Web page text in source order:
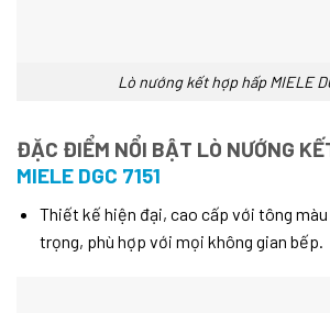
Lò nướng kết hợp hấp MIELE
ĐẶC ĐIỂM NỔI BẬT LÒ NƯỚNG
MIELE DGC 7151
Thiết kế hiện đại, cao cấp với tông màu
trọng, phù hợp với mọi không gian bếp.